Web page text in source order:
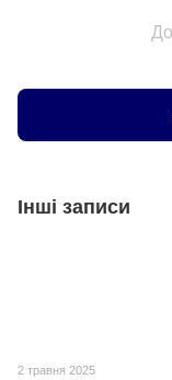
Інші записи
2 травня 2025